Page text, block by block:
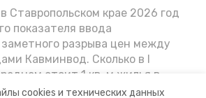
cookies и технических данных
Ставропольском крае 2026 год
показателя ввода
разрыва цен между
Кавминвод. Сколько в I
стоит 1 кв. м жилья в
региона, как изменился спрос на
до 9 февраля.
голосования
уже в этом году.
второе и третье
преобразиться в